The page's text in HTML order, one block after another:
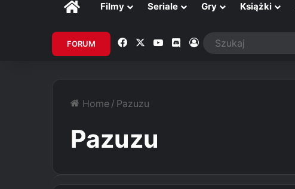
GłównaFilmy Seriale Gry Książki
FORUM Facebook YouTubeDiscordZaloguj
Home / Pazuzu
Pazuzu